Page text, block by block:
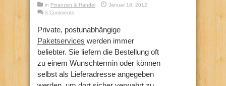
in Finanzen & Handel
Januar 18, 2012
3 Comments
Private, postunabhängige
Paketservices werden immer
beliebter. Sie liefern die Bestellung oft
zu einem Wunschtermin oder können
selbst als Lieferadresse angegeben